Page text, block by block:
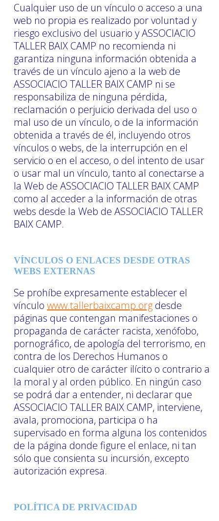
Cualquier uso de un vínculo o acceso a una
web no propia es realizado por voluntad y
riesgo exclusivo del usuario y ASSOCIACIO
TALLER BAIX CAMP no recomienda ni
garantiza ninguna información obtenida a
través de un vínculo ajeno a la web de
ASSOCIACIO TALLER BAIX CAMP ni se
responsabiliza de ninguna pérdida,
reclamación o perjuicio derivada del uso o
mal uso de un vínculo, o de la información
obtenida a través de él, incluyendo otros
vínculos o webs, de la interrupción en el
servicio o en el acceso, o del intento de usar
o usar mal un vínculo, tanto al conectarse a
la Web de ASSOCIACIO TALLER BAIX CAMP
como al acceder a la información de otras
webs desde la Web de ASSOCIACIO TALLER
BAIX CAMP.
VÍNCULOS O ENLACES DESDE OTRAS
WEBS EXTERNAS
Se prohíbe expresamente establecer el
vínculo www.tallerbaixcamp.org desde
páginas que contengan manifestaciones o
propaganda de carácter racista, xenófobo,
pornográfico, de apología del terrorismo, en
contra de los Derechos Humanos o
cualquier otro de carácter ilícito o contrario a
la moral y al orden público. En ningún caso
se podrá dar a entender, ni declarar que
ASSOCIACIO TALLER BAIX CAMP, interviene,
avala, promociona, participa o ha
supervisado en forma alguna los contenidos
de la página donde figure el enlace, ni tan
sólo que consienta su incursión, excepto
autorización expresa.
POLÍTICA DE PRIVACIDAD